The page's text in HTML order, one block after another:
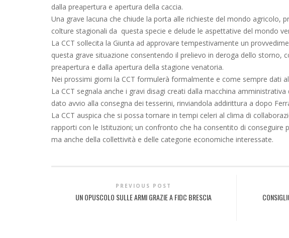
dalla preapertura e apertura della caccia.
Una grave lacuna che chiude la porta alle richieste del mondo agricolo,
colture stagionali da questa specie e delude le aspettative del mondo
La CCT sollecita la Giunta ad approvare tempestivamente un
questa grave situazione consentendo il prelievo in deroga dello storno,
preapertura e dalla apertura della stagione venatoria.
Nei prossimi giorni la CCT formulerà formalmente e come sempre dati
La CCT segnala anche i gravi disagi creati dalla macchina
dato avvio alla consegna dei tesserini, rinviandola addirittura a dopo
La CCT auspica che si possa tornare in tempi celeri al clima di
rapporti con le Istituzioni; un confronto che ha consentito di conseguire
ma anche della collettività e delle categorie economiche interessate.
PREVIOUS POST
UN OPUSCOLO SULLE ARMI GRAZIE A FIDC BRESCIA